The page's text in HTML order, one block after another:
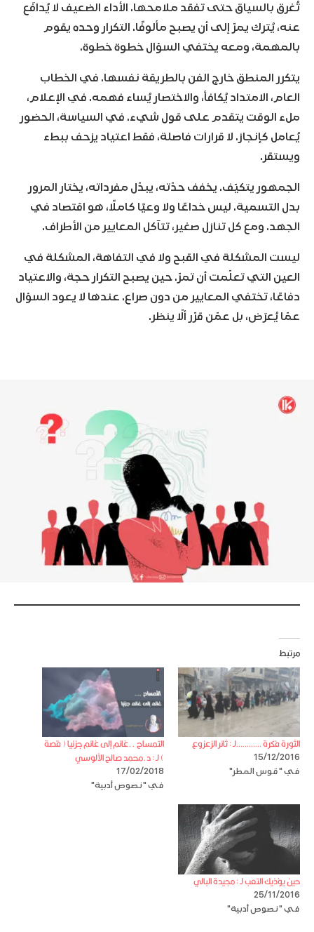
تُغرق بالسياق حتى تفقد ملامحها. الأداء الضعيف لا يُدافَع
عنه، يُترك يمرّ إلى أن يصبح مألوفًا. التكرار وحده يقوم
بالمهمة، ومعه يختفي السؤال خطوة خطوة.
يتكرر المنطق خارج الفن بالطريقة نفسها. في الخطاب
العام، الامتداد يُكافأ، والاختصار يُساء فهمه. في الإعلام،
ملء الوقت يتقدم على قول شيء. في السياسة، الحضور
يُعامل كإنجاز. لا قرارات فاصلة، فقط اعتياد يزحف ببطء
ويستقر.
الجمهور يتكيّف. يخفف حدّته، يبدّل مفرداته، يختار المرور
بدل التسمية. ليس خداعًا ولا وعيًا كاملًا، هو اقتصاد في
الجهد. ومع كل تنازل صغير، تتآكل المعايير من الأطراف.
ليست المشكلة في القبح ولا في التفاهة، المشكلة في
العين التي تعلّمت أن تمرّ. حين يصبح التكرار حجة، والاعتياد
دفاعًا، تختفي المعايير من دون صراع. عندها لا يعود السؤال
عمّا يُعرَض، بل عمّن قرّر ألّا ينظر.
مرتبط
الثورة فكرة …………لـ : ثائر الزعزوع
15/12/2016
في "قوس المطر"
التمساح ..غائم إلى غائم جزئيا ( قصة
) لـ : د.محمد صالح الآلوسي
17/02/2018
في "نصوص أدبية"
حين يؤذيك التعب لـ : مجيدة البالي
25/11/2016
في "نصوص أدبية"